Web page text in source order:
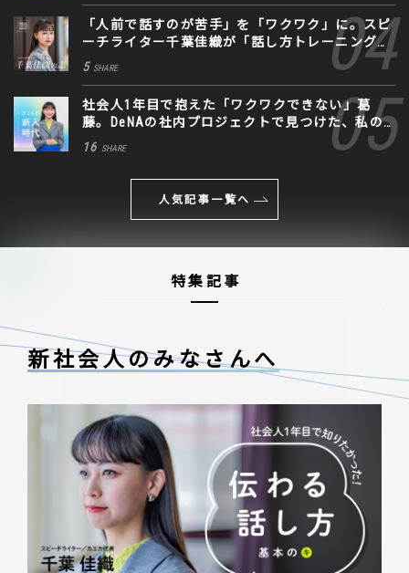
「人前で話すのが苦手」を「ワクワク」に。スピ
ーチライター千葉佳織が「話し方トレーニング」
に込めた思い
5 SHARE
社会人1年目で抱えた「ワクワクできない」葛
藤。DeNAの社内プロジェクトで見つけた、私の
生きる道
16 SHARE
人気記事一覧へ
特集記事
新社会人のみなさんへ